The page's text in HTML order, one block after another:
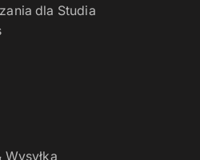
dla Studia
Wysyłka